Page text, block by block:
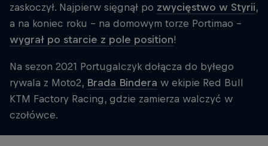
zaskoczył. Najpierw sięgnął po zwycięstwo w Styrii,
a na koniec roku – na domowym torze Portimao –
wygrał po starcie z pole position!
Na sezon 2021 Portugalczyk dołącza do byłego
rywala z Moto2, Brada Bindera w ekipie Red Bull
KTM Factory Racing, gdzie zamierza walczyć w
czołówce.